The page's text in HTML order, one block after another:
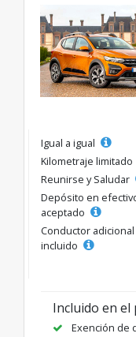
excelentes desde
Igual a igual
Kilometraje limitado
Reunirse y Saludar
Depósito en
aceptado
Conductor adicional
incluido
Incluido en el
Exención de